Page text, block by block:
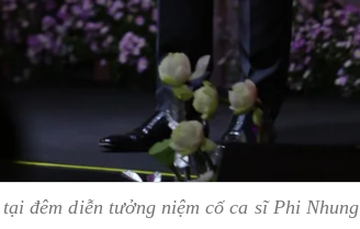
đêm diễn tưởng niệm cố ca sĩ Phi Nhung